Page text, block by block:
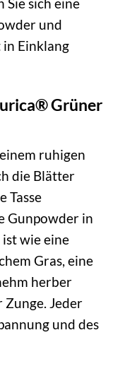
und
in Einklang
Grüner
ruhigen
die Blätter
Tasse
Gunpowder in
wie eine
Gras, eine
herber
Zunge. Jeder
und des